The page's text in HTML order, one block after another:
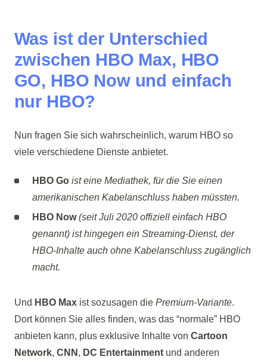
Was ist der Unterschied
zwischen HBO Max, HBO
GO, HBO Now und einfach
nur HBO?
Nun fragen Sie sich wahrscheinlich, warum HBO so
viele verschiedene Dienste anbietet.
HBO Goist eine Mediathek, für die Sie einen
amerikanischen Kabelanschluss haben müssten.
HBO Now(seit Juli 2020 offiziell einfach HBO
genannt) ist hingegen ein Streaming-Dienst, der
HBO-Inhalte auch ohne Kabelanschluss zugänglich
macht.
Und HBO Maxist sozusagen die Premium-Variante.
Dort können Sie alles finden, was das “normale” HBO
anbieten kann, plus exklusive Inhalte von Cartoon
Network, CNN , DC Entertainmentund anderen